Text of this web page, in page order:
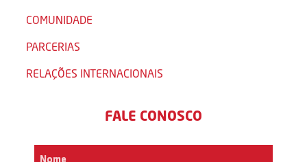
COMUNIDADE
PARCERIAS
RELAÇÕES INTERNACIONAIS
FALE CONOSCO